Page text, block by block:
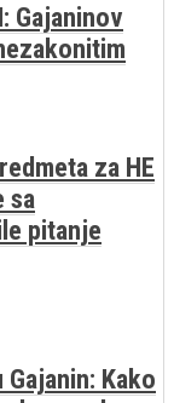
Gajaninov
za HE
sa
pitanje
Kako